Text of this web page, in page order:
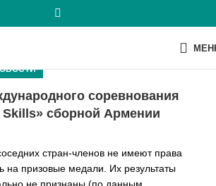
соревнования
Skills» сборной Армении
стран-членов не имеют права
на призовые медали. Их результаты